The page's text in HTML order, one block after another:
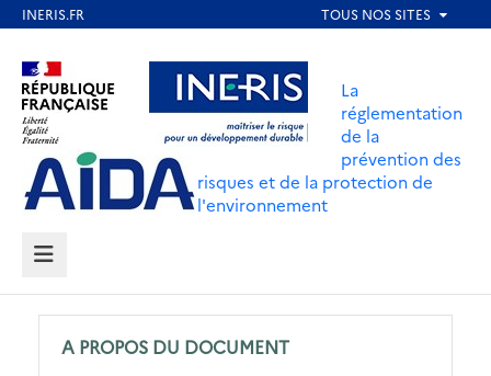
contenu
principal
Aller au contenu Aller au menu
Aller au pied de page
La
réglementation
de la
prévention des
risques et de la protection de
l'environnement
MENU
A PROPOS DU DOCUMENT